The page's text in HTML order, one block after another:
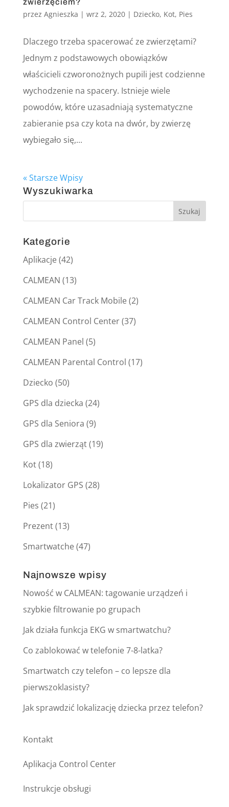
zwierzęciem?
przez Agnieszka | wrz 2, 2020| Dziecko, Kot, Pies
Dlaczego trzeba spacerować ze zwierzętami?
Jednym z podstawowych obowiązków
właścicieli czworonożnych pupili jest codzienne
wychodzenie na spacery. Istnieje wiele
powodów, które uzasadniają systematyczne
zabieranie psa czy kota na dwór, by zwierzę
wybiegało się,...
« Starsze Wpisy
Wyszukiwarka
Kategorie
Aplikacje(42)
CALMEAN (13)
CALMEAN Car Track Mobile(2)
CALMEAN Control Center(37)
CALMEAN Panel (5)
CALMEAN Parental Control (17)
Dziecko (50)
GPS dla dziecka (24)
GPS dla Seniora (9)
GPS dla zwierząt(19)
Kot(18)
Lokalizator GPS (28)
Pies (21)
Prezent(13)
Smartwatche(47)
Najnowsze wpisy
Nowość w CALMEAN: tagowanie urządzeń i
szybkie filtrowanie po grupach
Jak działa funkcja EKG w smartwatchu?
Co zablokować w telefonie 7-8-latka?
Smartwatch czy telefon – co lepsze dla
pierwszoklasisty?
Jak sprawdzić lokalizację dziecka przez telefon?
Kontakt
Aplikacja Control Center
Instrukcje obsługi